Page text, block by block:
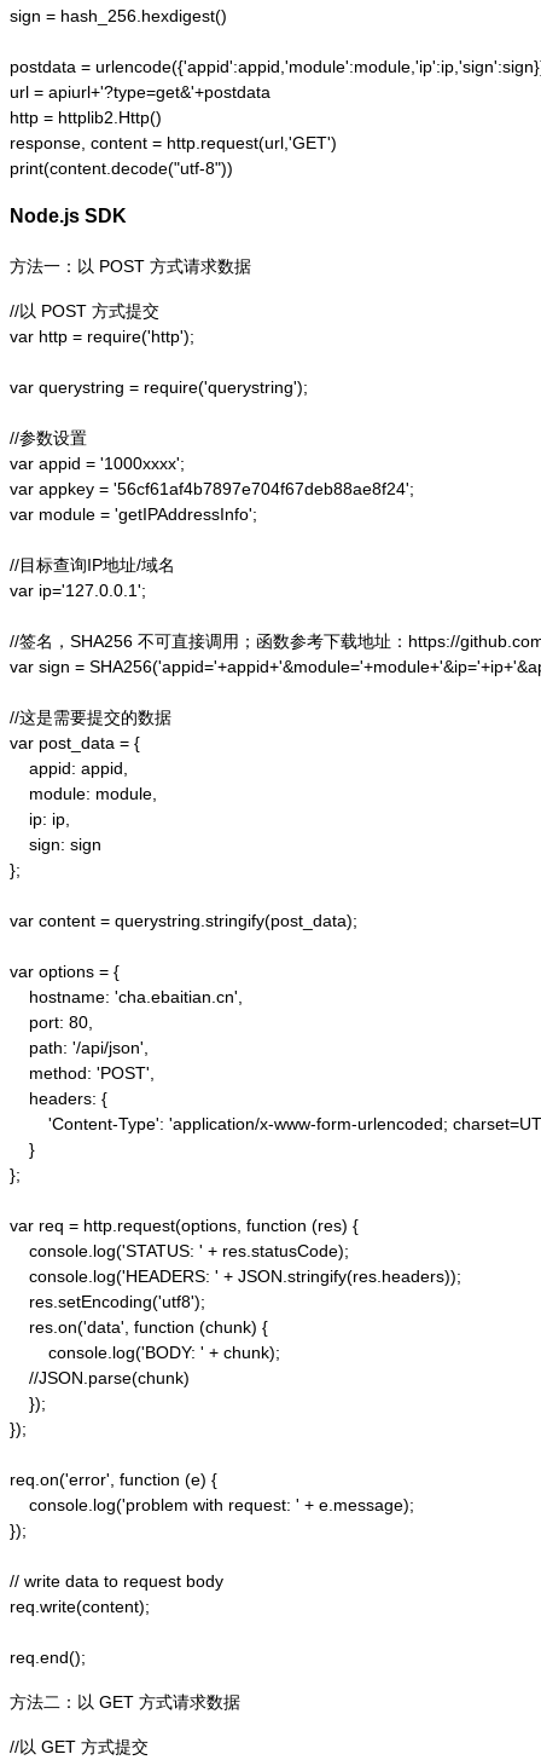
sign = hash_256.hexdigest()
postdata =
url = apiurl+'?type=get&'+postdata
http = httplib2.Http()
response, content = http.request(url,'GET')
print(content.decode("utf-8"))
Node.js SDK
方法一：以 POST 方式请求数据
//以 POST 方式提交
var http = require('http');
var querystring = require('querystring');
//参数设置
var appid = '1000xxxx';
var appkey = '56cf61af4b7897e704f67deb88ae8f24';
var module = 'getIPAddressInfo';
//目标查询IP地址/域名
var ip='127.0.0.1';
//签名，SHA256 不可直接调用；函数参考下载地址：https://
var sign =
//这是需要提交的数据
var post_data = {
    appid: appid,
    module: module,
    ip: ip,
    sign: sign
};
var content = querystring.stringify(post_data);
var options = {
    hostname: 'cha.ebaitian.cn',
    port: 80,
    path: '/api/json',
    method: 'POST',
    headers: {
'Content-Type': 'application/x-www-form-urlencoded;
    }
};
var req = http.request(options, function (res) {
    console.log('STATUS: ' + res.statusCode);
    console.log('HEADERS: ' + JSON.stringify(res.headers));
    res.setEncoding('utf8');
    res.on('data', function (chunk) {
        console.log('BODY: ' + chunk);
    //JSON.parse(chunk)
    });
});
req.on('error', function (e) {
    console.log('problem with request: ' + e.message);
});
// write data to request body
req.write(content);
方法二：以 GET 方式请求数据
//以 GET 方式提交